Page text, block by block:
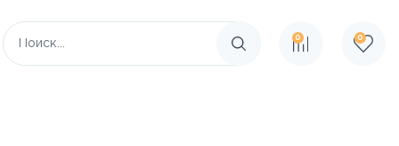
Поиск по сайту
0 0